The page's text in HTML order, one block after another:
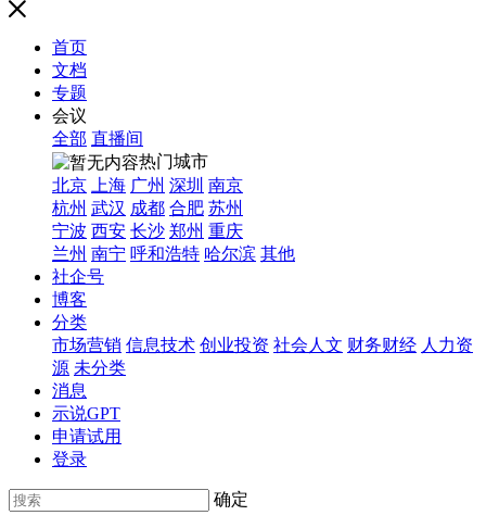
首页
文档
专题
会议
全部 直播间
热门城市
北京
上海 广州 深圳 南京
杭州 武汉 成都 合肥 苏州
宁波 西安 长沙 郑州 重庆
兰州 南宁 呼和浩特 哈尔滨 其他
社企号
博客
分类
市场营销 信息技术 创业投资 社会人文 财务财经 人力资
源 未分类
消息
示说GPT
申请试用
登录
确定